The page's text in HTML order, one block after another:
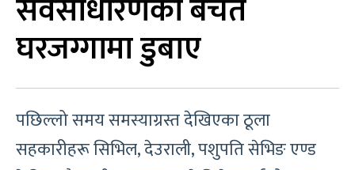
सर्वसाधारणको बचत
घरजग्गामा डुबाए
पछिल्लो समय समस्याग्रस्त देखिएका ठूला
सहकारीहरू सिभिल, देउराली, पशुपति सेभिङ एण्ड